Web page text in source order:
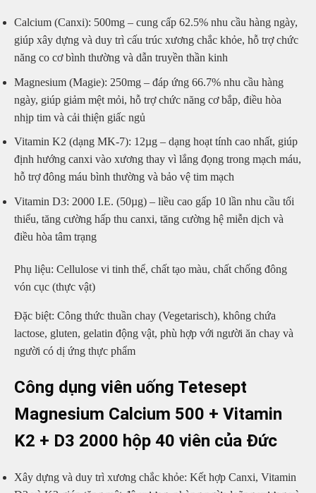
Calcium (Canxi): 500mg – cung cấp 62.5% nhu cầu hàng ngày,
giúp xây dựng và duy trì cấu trúc xương chắc khỏe, hỗ trợ chức
năng co cơ bình thường và dẫn truyền thần kinh
Magnesium (Magie): 250mg – đáp ứng 66.7% nhu cầu hàng
ngày, giúp giảm mệt mỏi, hỗ trợ chức năng cơ bắp, điều hòa
nhịp tim và cải thiện giấc ngủ
Vitamin K2 (dạng MK-7): 12µg – dạng hoạt tính cao nhất, giúp
định hướng canxi vào xương thay vì lắng đọng trong mạch máu,
hỗ trợ đông máu bình thường và bảo vệ tim mạch
Vitamin D3: 2000 I.E. (50µg) – liều cao gấp 10 lần nhu cầu tối
thiểu, tăng cường hấp thu canxi, tăng cường hệ miễn dịch và
điều hòa tâm trạng
Phụ liệu: Cellulose vi tinh thể, chất tạo màu, chất chống đông
vón cục (thực vật)
Đặc biệt: Công thức thuần chay (Vegetarisch), không chứa
lactose, gluten, gelatin động vật, phù hợp với người ăn chay và
người có dị ứng thực phẩm
Công dụng viên uống Tetesept
Magnesium Calcium 500 + Vitamin
K2 + D3 2000 hộp 40 viên của Đức
Xây dựng và duy trì xương chắc khỏe: Kết hợp Canxi, Vitamin